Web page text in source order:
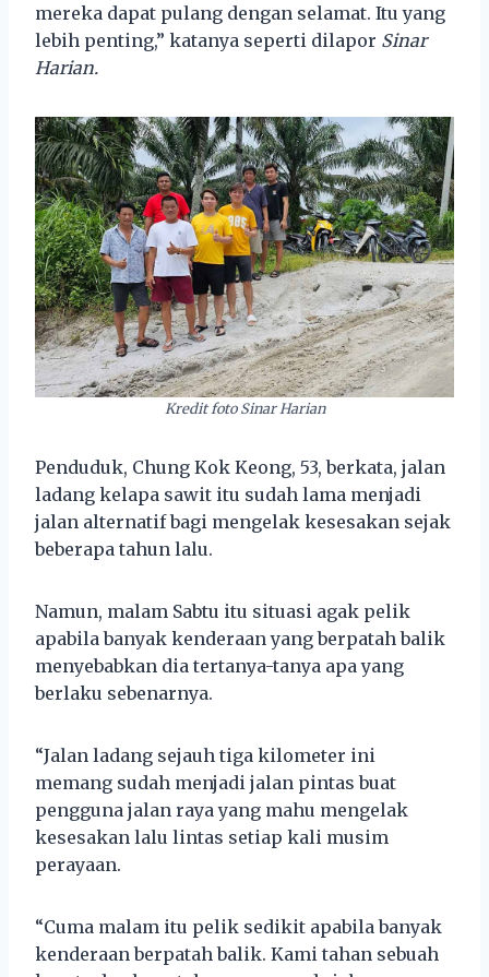
mereka dapat pulang dengan selamat. Itu yang
lebih penting,” katanya seperti dilapor Sinar
Harian.
Kredit foto Sinar Harian
Penduduk, Chung Kok Keong, 53, berkata, jalan
ladang kelapa sawit itu sudah lama menjadi
jalan alternatif bagi mengelak kesesakan sejak
beberapa tahun lalu.
Namun, malam Sabtu itu situasi agak pelik
apabila banyak kenderaan yang berpatah balik
menyebabkan dia tertanya-tanya apa yang
berlaku sebenarnya.
“Jalan ladang sejauh tiga kilometer ini
memang sudah menjadi jalan pintas buat
pengguna jalan raya yang mahu mengelak
kesesakan lalu lintas setiap kali musim
perayaan.
“Cuma malam itu pelik sedikit apabila banyak
kenderaan berpatah balik. Kami tahan sebuah